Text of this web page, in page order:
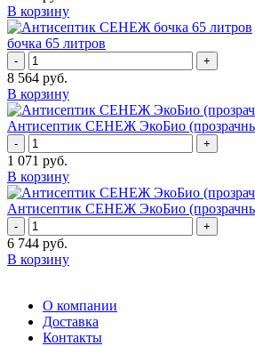
В корзину
бочка 65 литров
- +
8 564 руб.
В корзину
Антисептик СЕНЕЖ ЭкоБио
- +
1 071 руб.
В корзину
Антисептик СЕНЕЖ ЭкоБио
- +
6 744 руб.
В корзину
О компании
Доставка
Контакты